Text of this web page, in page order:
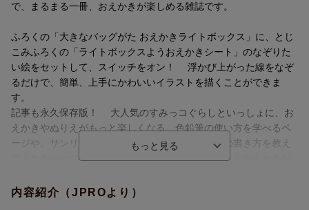
で、まるまる一冊、おえかきが楽しめる雑誌です。
ふろくの「大きなバッグがた おえかきライトボックス」に、とじ
こみふろくの「ライトボックスようおえかきシート」のなぞりた
い絵をセットして、スイッチをオン！ 浮かび上がった線をなぞ
るだけで、簡単、上手にかわいいイラストを描くことができま
す。
記事も永久保存版！ 大人気のすみっコぐらしといっしょに、お
えかきやぬりえがもっと楽しくなる、色鉛筆の使い方を学べるペ
ージや、サンリオキャラクターがすてきなお手紙の書き方を教え
てくれるページなど、おえかき記事が大充実。もっとおえかきが
内容紹介（JPROより）